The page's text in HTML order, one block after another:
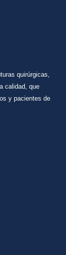
quirúrgicas,
calidad, que
y pacientes de